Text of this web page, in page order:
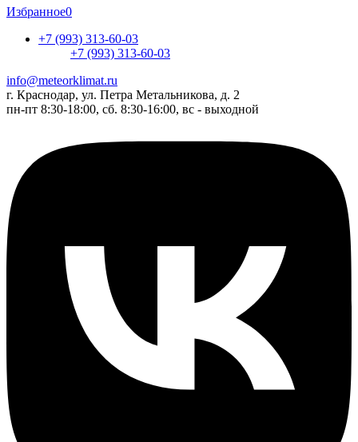
Избранное0
+7 (993) 313-60-03
+7 (993) 313-60-03
info@meteorklimat.ru
г. Краснодар, ул. Петра Метальникова, д. 2
пн-пт 8:30-18:00, сб. 8:30-16:00, вс - выходной